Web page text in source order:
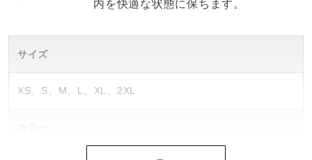
内を快適な状態に保ちます。
サイズ
XS、S、M、L、XL、2XL